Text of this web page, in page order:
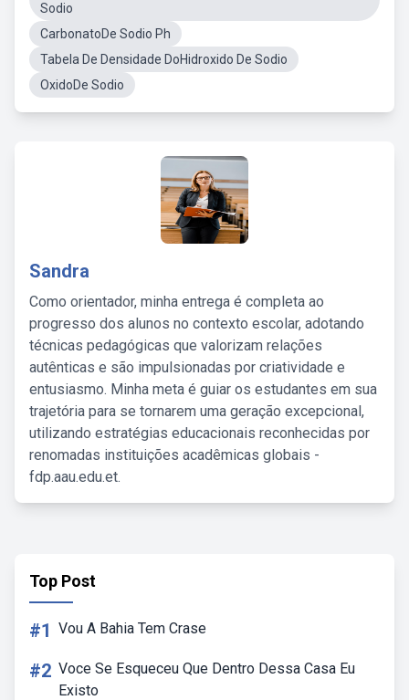
Sodio
CarbonatoDe Sodio Ph
Tabela De Densidade DoHidroxido De Sodio
OxidoDe Sodio
Sandra
Como orientador, minha entrega é completa ao
progresso dos alunos no contexto escolar, adotando
técnicas pedagógicas que valorizam relações
autênticas e são impulsionadas por criatividade e
entusiasmo. Minha meta é guiar os estudantes em sua
trajetória para se tornarem uma geração excepcional,
utilizando estratégias educacionais reconhecidas por
renomadas instituições acadêmicas globais -
fdp.aau.edu.et.
Top Post
#1 Vou A Bahia Tem Crase
#2 Voce Se Esqueceu Que Dentro Dessa Casa Eu
Existo